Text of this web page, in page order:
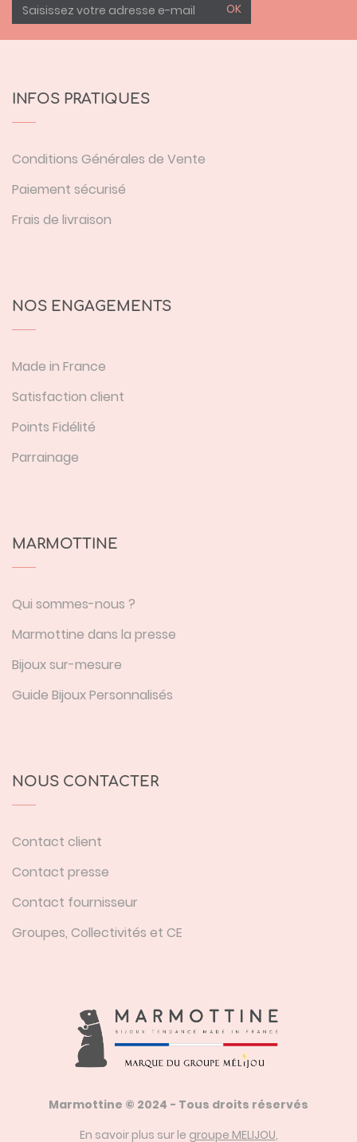
OK
INFOS PRATIQUES
Conditions Générales de Vente
Paiement sécurisé
Frais de livraison
NOS ENGAGEMENTS
Made in France
Satisfaction client
Points Fidélité
Parrainage
MARMOTTINE
Qui sommes-nous ?
Marmottine dans la presse
Bijoux sur-mesure
Guide Bijoux Personnalisés
NOUS CONTACTER
Contact client
Contact presse
Contact fournisseur
Groupes, Collectivités et CE
Marmottine © 2024 - Tous droits réservés
En savoir plus sur le groupe MELIJOU,